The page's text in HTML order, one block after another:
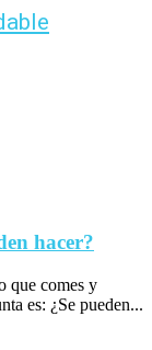
hacer?
que comes y
es: ¿Se pueden...